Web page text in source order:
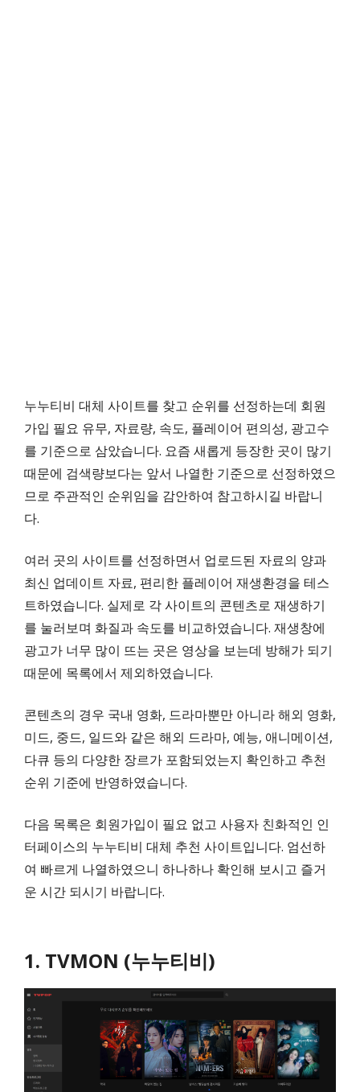
누누티비 대체 사이트를 찾고 순위를 선정하는데 회원
가입 필요 유무, 자료량, 속도, 플레이어 편의성, 광고수
를 기준으로 삼았습니다. 요즘 새롭게 등장한 곳이 많기
때문에 검색량보다는 앞서 나열한 기준으로 선정하였으
므로 주관적인 순위임을 감안하여 참고하시길 바랍니
다.
여러 곳의 사이트를 선정하면서 업로드된 자료의 양과
최신 업데이트 자료, 편리한 플레이어 재생환경을 테스
트하였습니다. 실제로 각 사이트의 콘텐츠로 재생하기
를 눌러보며 화질과 속도를 비교하였습니다. 재생창에
광고가 너무 많이 뜨는 곳은 영상을 보는데 방해가 되기
때문에 목록에서 제외하였습니다.
콘텐츠의 경우 국내 영화, 드라마뿐만 아니라 해외 영화,
미드, 중드, 일드와 같은 해외 드라마, 예능, 애니메이션,
다큐 등의 다양한 장르가 포함되었는지 확인하고 추천
순위 기준에 반영하였습니다.
다음 목록은 회원가입이 필요 없고 사용자 친화적인 인
터페이스의 누누티비 대체 추천 사이트입니다. 엄선하
여 빠르게 나열하였으니 하나하나 확인해 보시고 즐거
운 시간 되시기 바랍니다.
1. TVMON (누누티비)